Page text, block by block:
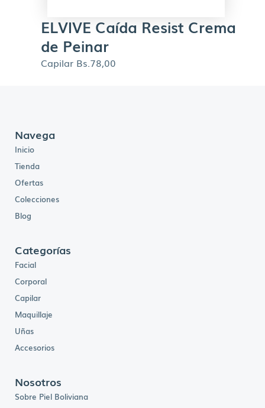
ELVIVE Caída Resist Crema
de Peinar
Capilar Bs.78,00
Navega
Inicio
Tienda
Ofertas
Colecciones
Blog
Categorías
Facial
Corporal
Capilar
Maquillaje
Uñas
Accesorios
Nosotros
Sobre Piel Boliviana